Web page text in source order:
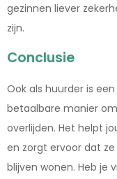
gezinnen liever
zijn.
Conclusie
Ook als huurder is
betaalbare manier
overlijden. Het helpt
en zorgt ervoor dat
blijven wonen. Heb je